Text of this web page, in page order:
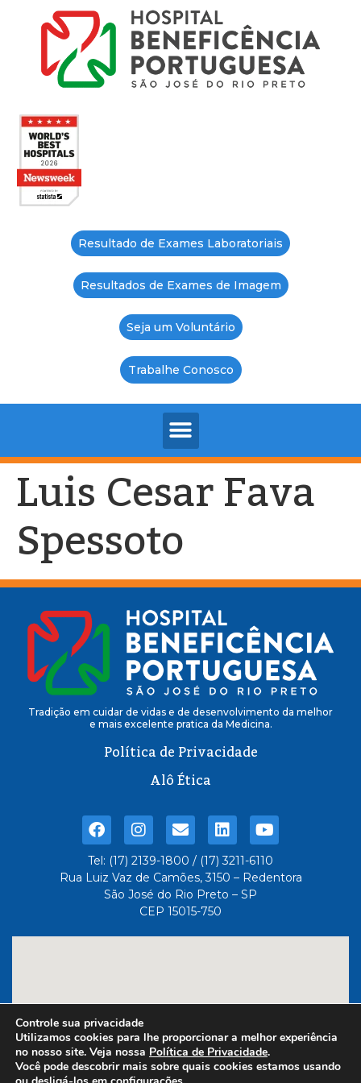
Resultado de Exames Laboratoriais
Resultados de Exames de Imagem
Seja um Voluntário
Trabalhe Conosco
Luis Cesar Fava
Spessoto
Tradição em cuidar de vidas e de desenvolvimento da melhor
e mais excelente pratica da Medicina.
Política de Privacidade
Alô Ética
Tel: (17) 2139-1800 / (17) 3211-6110
Rua Luiz Vaz de Camões, 3150 – Redentora
São José do Rio Preto – SP
CEP 15015-750
Controle sua privacidade
Utilizamos cookies para lhe proporcionar a melhor experiência
no nosso site. Veja nossa Política de Privacidade.
Você pode descobrir mais sobre quais cookies estamos usando